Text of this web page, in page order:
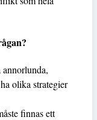
olika strategier
finnas ett